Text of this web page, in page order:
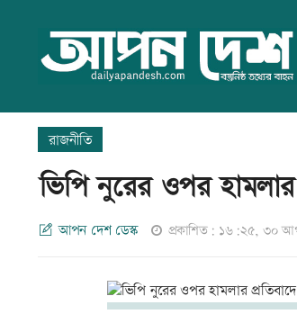
রাজনীতি
ভিপি নুরের ওপর হামলার
আপন দেশ ডেস্ক প্রকাশিত: ১৬:২৫, ৩০